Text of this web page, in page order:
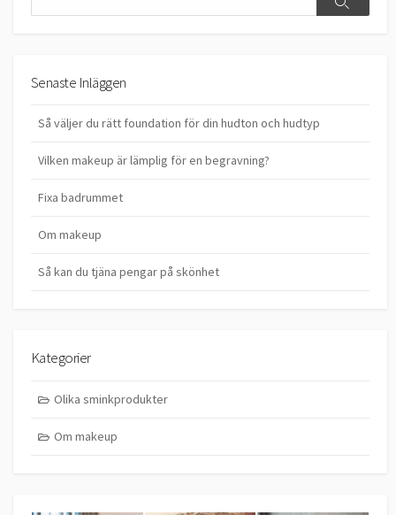
Search
Senaste Inläggen
Så väljer du rätt foundation för din hudton och hudtyp
Vilken makeup är lämplig för en begravning?
Fixa badrummet
Om makeup
Så kan du tjäna pengar på skönhet
Kategorier
Olika sminkprodukter
Om makeup